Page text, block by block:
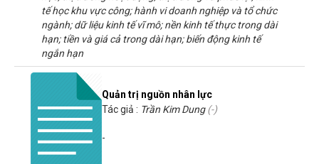
tế học khu vực công; hành vi doanh nghiệp và tổ chức
ngành; dữ liệu kinh tế vĩ mô; nền kinh tế thực trong dài
hạn; tiền và giá cả trong dài hạn; biến động kinh tế
ngắn hạn
Quản trị nguồn nhân lực
Tác giả : Trần Kim Dung(-)
-